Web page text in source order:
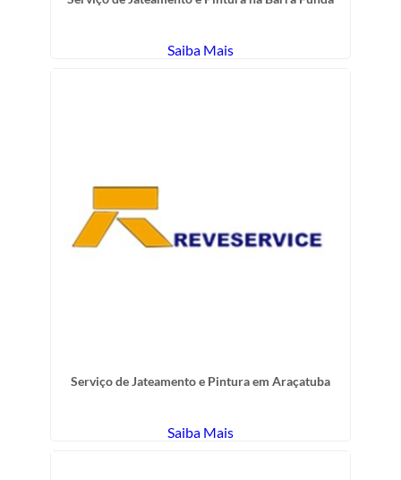
Saiba Mais
Serviço de Jateamento e Pintura em Araçatuba
Saiba Mais